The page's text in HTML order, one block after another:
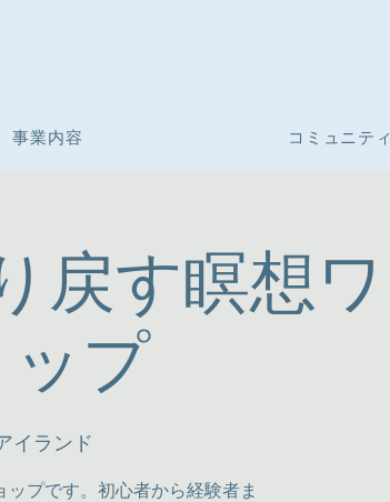
事業内容 コミュニティ
戻す瞑想ワ
プ
イランド
プです。初心者から経験者ま